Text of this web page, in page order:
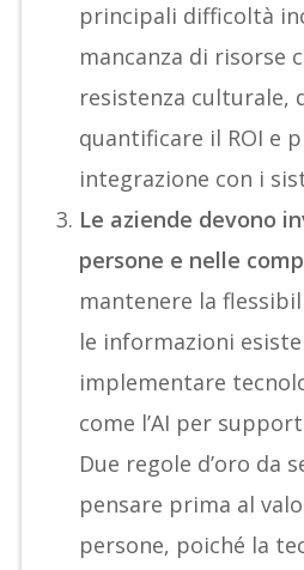
principali difficoltà
mancanza di risorse
resistenza culturale,
quantificare il ROI e
integrazione con i
Le aziende devono
persone e nelle
mantenere la
le informazioni
implementare
come l’AI per
Due regole d’oro da
pensare prima al
persone, poiché la